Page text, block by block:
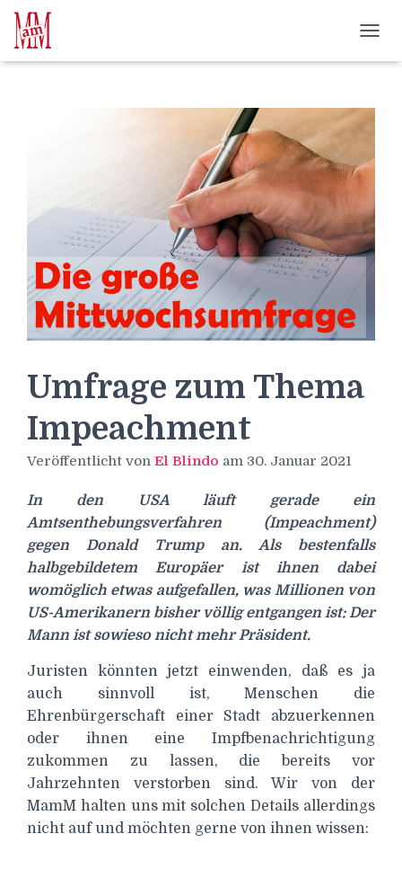
Weiterlesen" />
Umfrage zum Thema
Impeachment
Veröffentlicht von El Blindo am 30. Januar 2021
In den USA läuft gerade ein
Amtsenthebungsverfahren (Impeachment)
gegen Donald Trump an. Als bestenfalls
halbgebildetem Europäer ist ihnen dabei
womöglich etwas aufgefallen, was Millionen von
US-Amerikanern bisher völlig entgangen ist: Der
Mann ist sowieso nicht mehr Präsident.
Juristen könnten jetzt einwenden, daß es ja
auch sinnvoll ist, Menschen die
Ehrenbürgerschaft einer Stadt abzuerkennen
oder ihnen eine Impfbenachrichtigung
zukommen zu lassen, die bereits vor
Jahrzehnten verstorben sind. Wir von der
MamM halten uns mit solchen Details allerdings
nicht auf und möchten gerne von ihnen wissen: